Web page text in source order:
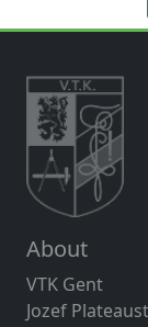
About
VTK Gent
Jozef